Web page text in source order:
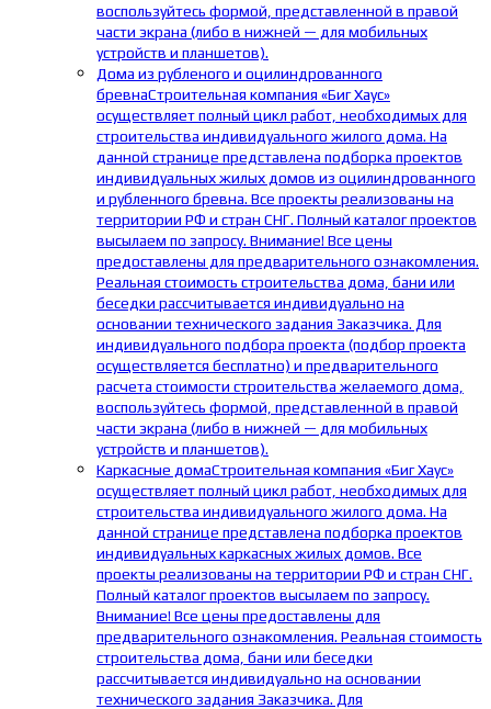
воспользуйтесь формой, представленной в правой
части экрана (либо в нижней — для мобильных
устройств и планшетов).
Дома из рубленого и оцилиндрованного
бревнаСтроительная компания «Биг Хаус»
осуществляет полный цикл работ, необходимых для
строительства индивидуального жилого дома. На
данной странице представлена подборка проектов
индивидуальных жилых домов из оцилиндрованного
и рубленного бревна. Все проекты реализованы на
территории РФ и стран СНГ. Полный каталог проектов
высылаем по запросу. Внимание! Все цены
предоставлены для предварительного ознакомления.
Реальная стоимость строительства дома, бани или
беседки рассчитывается индивидуально на
основании технического задания Заказчика. Для
индивидуального подбора проекта (подбор проекта
осуществляется бесплатно) и предварительного
расчета стоимости строительства желаемого дома,
воспользуйтесь формой, представленной в правой
части экрана (либо в нижней — для мобильных
устройств и планшетов).
Каркасные домаСтроительная компания «Биг Хаус»
осуществляет полный цикл работ, необходимых для
строительства индивидуального жилого дома. На
данной странице представлена подборка проектов
индивидуальных каркасных жилых домов. Все
проекты реализованы на территории РФ и стран СНГ.
Полный каталог проектов высылаем по запросу.
Внимание! Все цены предоставлены для
предварительного ознакомления. Реальная стоимость
строительства дома, бани или беседки
рассчитывается индивидуально на основании
технического задания Заказчика. Для